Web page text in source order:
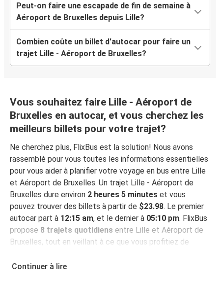
Peut-on faire une escapade de fin de semaine à
Aéroport de Bruxelles depuis Lille?
Combien coûte un billet d'autocar pour faire un
trajet Lille - Aéroport de Bruxelles?
Vous souhaitez faire Lille - Aéroport de
Bruxelles en autocar, et vous cherchez les
meilleurs billets pour votre trajet?
Ne cherchez plus, FlixBus est la solution! Nous avons
rassemblé pour vous toutes les informations essentielles
pour vous aider à planifier votre voyage en bus entre Lille
et Aéroport de Bruxelles. Un trajet Lille - Aéroport de
Bruxelles dure environ 2 heures 5 minutes et vous
pouvez trouver des billets à partir de $23.98. Le premier
autocar part à 12:15 am, et le dernier à 05:10 pm. FlixBus
propose 8 trajets quotidiens entre Lille et Aéroport de
Bruxelles, tout en veillant à ce que vous profitiez de
électriques à disposition et la garantie d'une place assise
Continuer à lire